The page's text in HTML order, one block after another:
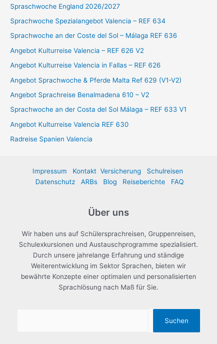
a
c
h
:
Spraschwoche England 2026/2027
Sprachwoche Spezialangebot Valencia – REF 634
Sprachwoche an der Coste del Sol – Málaga REF 636
Angebot Kulturreise Valencia – REF 626 V2
Angebot Kulturreise Valencia in Fallas – REF 626
Angebot Sprachwoche & Pferde Malta Ref 629 (V1-V2)
Angebot Sprachreise Benalmadena 610 – V2
Sprachwoche an der Costa del Sol Málaga – REF 633 V1
Angebot Kulturreise Valencia REF 630
Radreise Spanien Valencia
Impressum Kontakt Versicherung
Schulreisen
Datenschutz
ARBs Blog Reiseberichte FAQ
Über uns
Wir haben uns auf Schülersprachreisen, Gruppenreisen,
Schulexkursionen und Austauschprogramme spezialisiert.
Durch unsere jahrelange Erfahrung und ständige
Weiterentwicklung im Sektor Sprachen, bieten wir
bewährte Konzepte einer optimalen und personalisierten
Sprachlösung nach Maß für Sie.
Suchen